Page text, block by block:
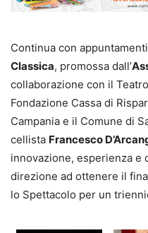
Continua con
Classica, promossa dall’
collaborazione con il
Fondazione Cassa di
Campania e il Comune di
cellista Francesco
innovazione, esperienza e
direzione ad ottenere il
lo Spettacolo per un